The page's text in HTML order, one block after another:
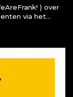
) over
via het